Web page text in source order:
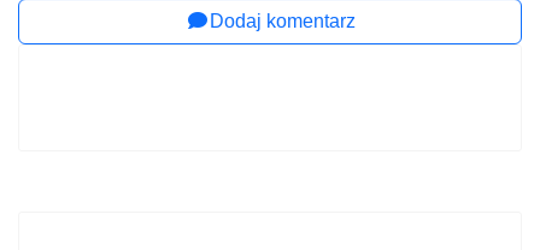
Dodaj komentarz